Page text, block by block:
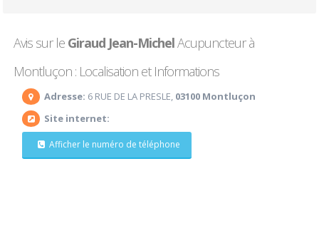
Avis sur le Giraud Jean-MichelAcupuncteur à
Montluçon : Localisation et Informations
Adresse: 6 RUE DE LA PRESLE, 03100 Montluçon
Site internet:
Afficher le numéro de téléphone